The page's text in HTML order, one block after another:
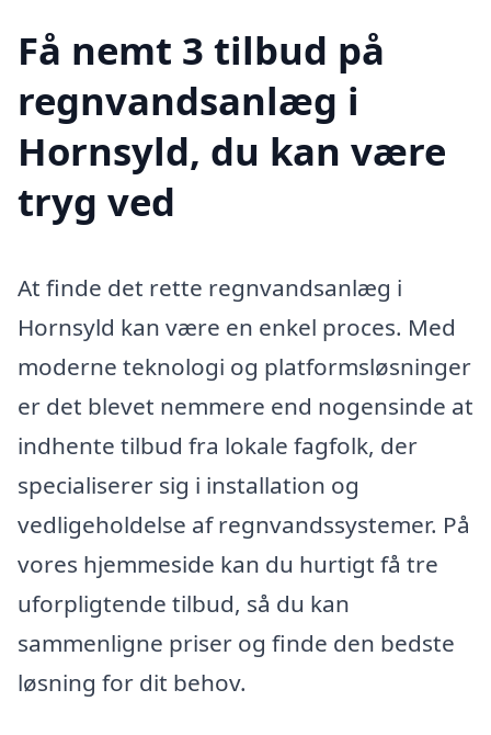
Få nemt 3 tilbud på
regnvandsanlæg i
Hornsyld, du kan være
tryg ved
At finde det rette regnvandsanlæg i
Hornsyld kan være en enkel proces. Med
moderne teknologi og platformsløsninger
er det blevet nemmere end nogensinde at
indhente tilbud fra lokale fagfolk, der
specialiserer sig i installation og
vedligeholdelse af regnvandssystemer. På
vores hjemmeside kan du hurtigt få tre
uforpligtende tilbud, så du kan
sammenligne priser og finde den bedste
løsning for dit behov.